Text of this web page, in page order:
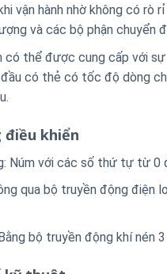
vận hành nhờ không có rò
và các bộ phận chuyển
có thể được cung cấp với sự
có thẻ có tốc độ dòng
điều khiển
Núm với các số thứ tự từ 0
qua bộ truyền động điện
bộ truyền động khí nén